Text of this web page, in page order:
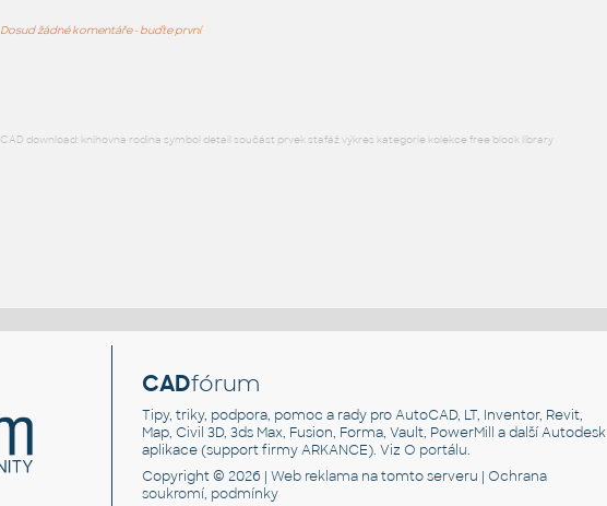
Dosud žádné komentáře - buďte první
CAD download: knihovna rodina symbol detail součást prvek stafáž výkres kategorie kolekce free block library
CADfórum
Tipy, triky, podpora, pomoc a rady pro AutoCAD, LT, Inventor, Revit,
Map, Civil 3D, 3ds Max, Fusion, Forma, Vault, PowerMill a další Autodesk
aplikace (support firmy ARKANCE). VizO portálu.
Copyright © 2026 |Web reklama na tomto serveru |Ochrana
soukromí, podmínky